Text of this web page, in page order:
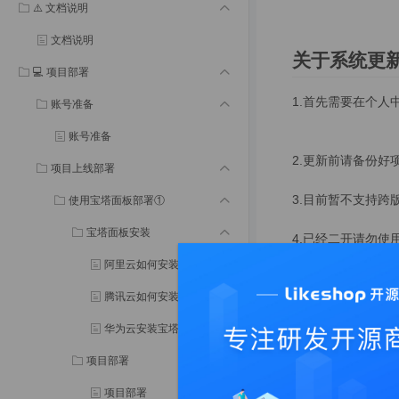
⚠️ 文档说明
文档说明
💻 项目部署
账号准备
账号准备
项目上线部署
使用宝塔面板部署①
宝塔面板安装
阿里云如何安装宝塔面板①
腾讯云如何安装宝塔面板②
华为云安装宝塔面板③
项目部署
项目部署
关于系统更
1.首先需要在个人
2.更新前请备份好
3.目前暂不支持跨
4.已经二开请勿使
在线更新可
1.老版本更新